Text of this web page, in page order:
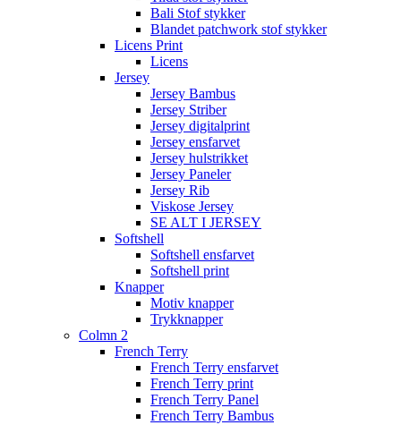
Bali Stof stykker
Blandet patchwork stof stykker
Licens Print
Licens
Jersey
Jersey Bambus
Jersey Striber
Jersey digitalprint
Jersey ensfarvet
Jersey hulstrikket
Jersey Paneler
Jersey Rib
Viskose Jersey
SE ALT I JERSEY
Softshell
Softshell ensfarvet
Softshell print
Knapper
Motiv knapper
Trykknapper
Colmn 2
French Terry
French Terry ensfarvet
French Terry print
French Terry Panel
French Terry Bambus